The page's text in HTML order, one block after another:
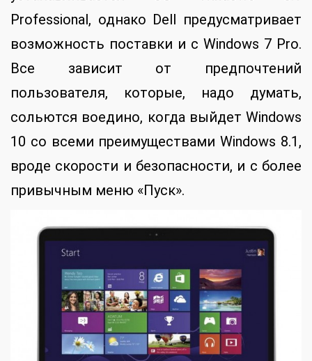
Professional, однако Dell предусматривает
возможность поставки и с Windows 7 Pro.
Все зависит от предпочтений
пользователя, которые, надо думать,
сольются воедино, когда выйдет Windows
10 со всеми преимуществами Windows 8.1,
вроде скорости и безопасности, и с более
привычным меню «Пуск».